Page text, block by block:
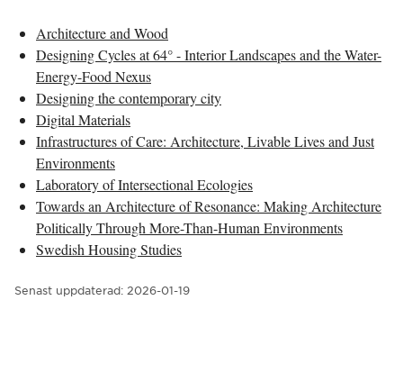
Architecture and Wood
Designing Cycles at 64° - Interior Landscapes and the Water-
Energy-Food Nexus
Designing the contemporary city
Digital Materials
Infrastructures of Care: Architecture, Livable Lives and Just
Environments
Laboratory of Intersectional Ecologies
Towards an Architecture of Resonance: Making Architecture
Politically Through More-Than-Human Environments
Swedish Housing Studies
Senast uppdaterad: 2026-01-19